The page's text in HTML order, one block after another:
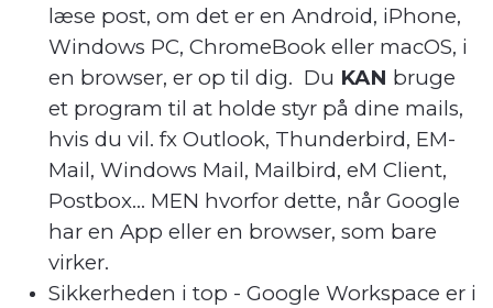
læse post, om det er en Android, iPhone,
Windows PC, ChromeBook eller macOS, i
en browser, er op til dig. Du KAN bruge
et program til at holde styr på dine mails,
hvis du vil. fx Outlook, Thunderbird, EM-
Mail, Windows Mail, Mailbird, eM Client,
Postbox... MEN hvorfor dette, når Google
har en App eller en browser, som bare
virker.
Sikkerheden i top - Google Workspace er i